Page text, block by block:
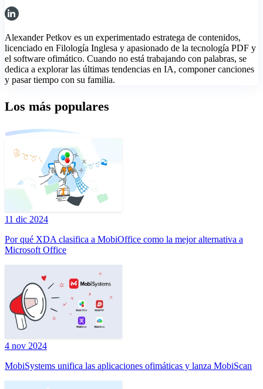
Alexander Petkov es un experimentado estratega de contenidos,
licenciado en Filología Inglesa y apasionado de la tecnología PDF y
el software ofimático. Cuando no está trabajando con palabras, se
dedica a explorar las últimas tendencias en IA, componer canciones
y pasar tiempo con su familia.
Los más populares
11 dic 2024
Por qué XDA clasifica a MobiOffice como la mejor alternativa a
Microsoft Office
4 nov 2024
MobiSystems unifica las aplicaciones ofimáticas y lanza MobiScan